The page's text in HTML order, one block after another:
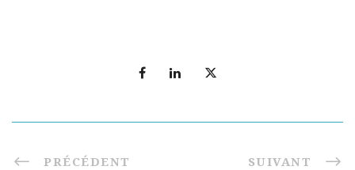
PRÉCÉDENT SUIVANT